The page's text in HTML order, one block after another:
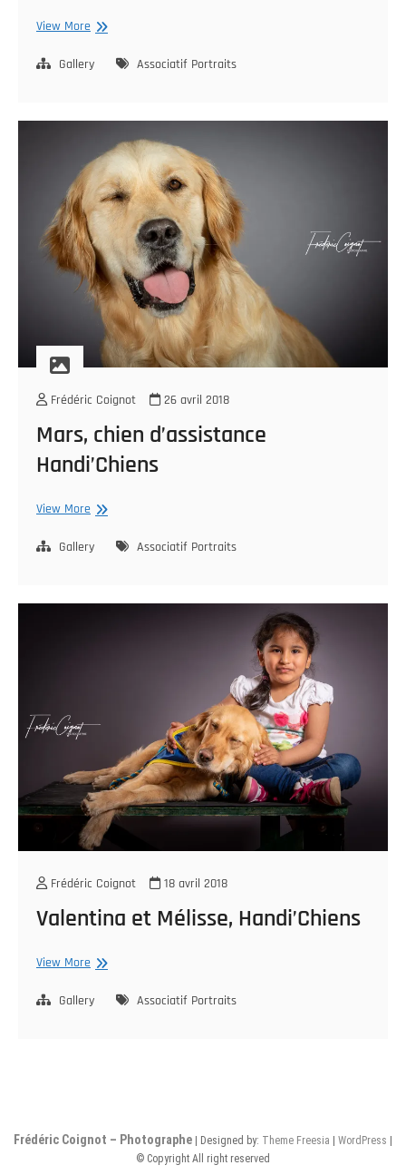
View MoreNikon,
Gallery
Associatif Portraits
Frédéric Coignot 26 avril 2018
Mars, chien d’assistance
Handi’Chiens
View MoreMars,
d’assistance
Gallery Associatif Portraits
Frédéric Coignot 18 avril 2018
Valentina et Mélisse, Handi’Chiens
View MoreValentina
Mélisse,
Gallery Associatif Portraits
Frédéric Coignot – Photographe| Designed by: Theme Freesia | WordPress |
© Copyright All right reserved